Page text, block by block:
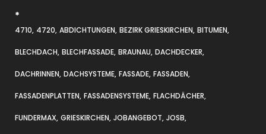
*
4710 4720 ABDICHTUNGEN BEZIRK GRIESKIRCHEN BITUMEN
BLECHDACH BLECHFASSADE BRAUNAU DACHDECKER
DACHRINNEN DACHSYSTEME FASSADE FASSADEN
FASSADENPLATTEN FASSADENSYSTEME FLACHDÄCHER
FUNDERMAX GRIESKIRCHEN JOBANGEBOT JOSB